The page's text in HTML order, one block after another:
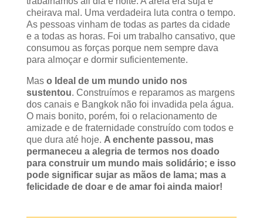
cheirava mal. Uma verdadeira luta contra o tempo.
As pessoas vinham de todas as partes da cidade
e a todas as horas. Foi um trabalho cansativo, que
consumou as forças porque nem sempre dava
para almoçar e dormir suficientemente.
Mas o Ideal de um mundo unido nos
sustentou. Construímos e reparamos as margens
dos canais e Bangkok não foi invadida pela água.
O mais bonito, porém, foi o relacionamento de
amizade e de fraternidade construído com todos e
que dura até hoje. A enchente passou, mas
permaneceu a alegria de termos nos doado
para construir um mundo mais solidário; e isso
pode significar sujar as mãos de lama; mas a
felicidade de doar e de amar foi ainda maior!